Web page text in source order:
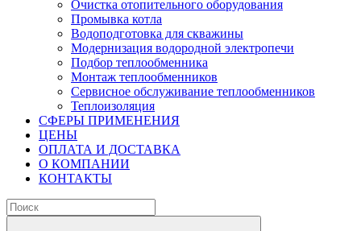
Очистка отопительного оборудования
Промывка котла
Водоподготовка для скважины
Модернизация водородной электропечи
Подбор теплообменника
Монтаж теплообменников
Сервисное обслуживание теплообменников
Теплоизоляция
СФЕРЫ ПРИМЕНЕНИЯ
ЦЕНЫ
ОПЛАТА И ДОСТАВКА
О КОМПАНИИ
КОНТАКТЫ